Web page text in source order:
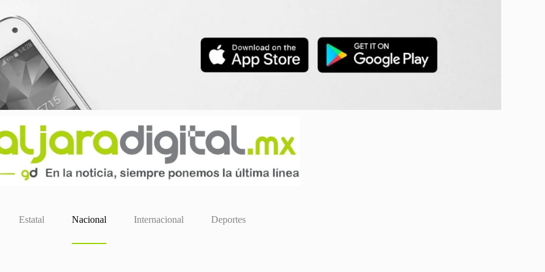
Estatal Nacional Internacional Deportes